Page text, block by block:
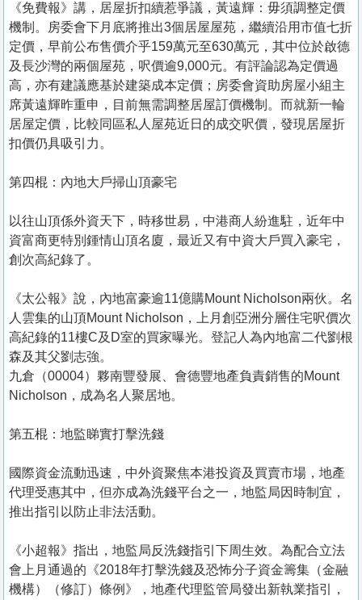
《免費報》講，居屋折扣續惹爭議，黃遠輝：毋須調整定價
機制。房委會下月底將推出3個居屋屋苑，繼續沿用市值七折
定價，早前公布售價介乎159萬元至630萬元，其中位於啟德
及長沙灣的兩個屋苑，呎價逾9,000元。有評論認為定價過
高，亦有建議應基於建築成本定價；房委會資助房屋小組主
席黃遠輝昨重申，目前無需調整居屋訂價機制。而就新一輪
居屋定價，比較同區私人屋苑近日的成交呎價，發現居屋折
扣價仍具吸引力。
第四棍：內地大戶掃山頂豪宅
以往山頂係外資天下，時移世易，中港商人紛進駐，近年中
資富商更特別鍾情山頂名廈，最近又有中資大戶買入豪宅，
創次高紀錄了。
《太公報》說，內地富豪逾11億購Mount Nicholson兩伙。名
人雲集的山頂Mount Nicholson，上月創亞洲分層住宅呎價次
高紀錄的11樓C及D室的買家曝光。登記人為內地富二代劉根
森及其父劉志強。
九倉（00004）夥南豐發展、會德豐地產負責銷售的Mount
Nicholson，成為名人聚居地。
第五棍：地監睇實打擊洗錢
國際資金流動迅速，中外資聚焦本港投資及買賣市場，地產
代理受惠其中，但亦成為洗錢平台之一，地監局因時制宜，
推出指引以防止非法活動。
《小超報》指出，地監局反洗錢指引下周生效。為配合立法
會上月通過的《2018年打擊洗錢及恐怖分子資金籌集（金融
機構）（修訂）條例》，地產代理監管局發出新執業指引，